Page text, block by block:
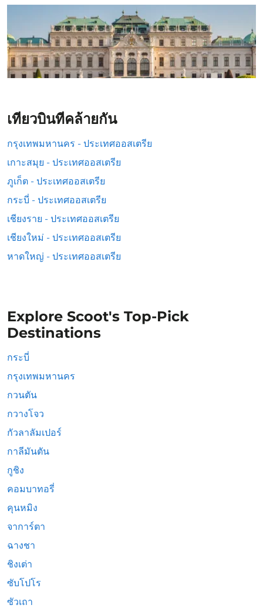
เที่ยวบินที่คล้ายกัน
กรุงเทพมหานคร - ประเทศออสเตรีย
เกาะสมุย - ประเทศออสเตรีย
ภูเก็ต - ประเทศออสเตรีย
กระบี่ - ประเทศออสเตรีย
เชียงราย - ประเทศออสเตรีย
เชียงใหม่ - ประเทศออสเตรีย
หาดใหญ่ - ประเทศออสเตรีย
Explore Scoot's Top-Pick
Destinations
กระบี่
กรุงเทพมหานคร
กวนตัน
กวางโจว
กัวลาลัมเปอร์
กาลีมันตัน
กูชิง
คอมบาทอรี่
คุนหมิง
จาการ์ตา
ฉางชา
ชิงเต่า
ซับโปโร
ซัวเถา